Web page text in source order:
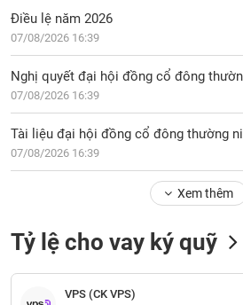
Điều lệ năm 2026
07/08/2026 16:39
Nghị quyết đại hội đồng cổ đông
07/08/2026 16:39
Tài liệu đại hội đồng cổ đông thường
07/08/2026 16:39
Xem thêm
Tỷ lệ cho vay ký quỹ
VPS (CK VPS)